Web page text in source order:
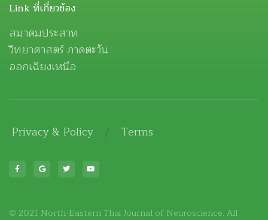
Link ที่เกี่ยวข้อง
สมาคมประสาท
วิทยาศาสตร์ ภาคตะวัน
ออกเฉียงเหนือ
Privacy & Policy / Terms
© 2021 North-Eastern Thai Journal of Neuroscience. All